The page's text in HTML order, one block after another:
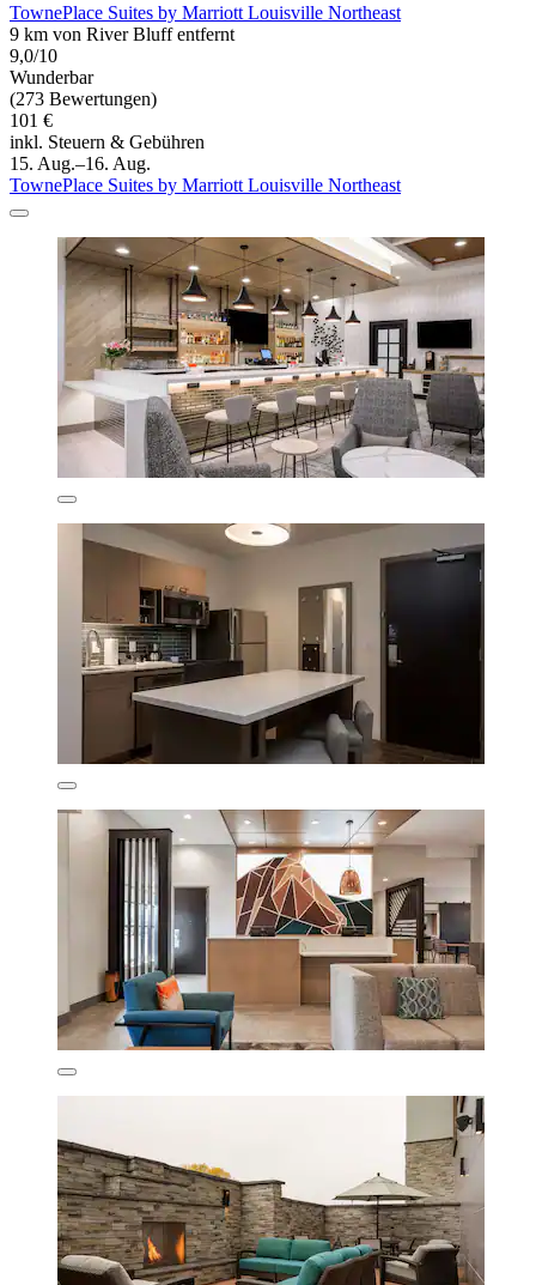
TownePlace Suites by Marriott Louisville Northeast
9 km von River Bluff entfernt
9,0/10
Wunderbar
(273 Bewertungen)
101 €
inkl. Steuern & Gebühren
15. Aug.–16. Aug.
TownePlace Suites by Marriott Louisville Northeast